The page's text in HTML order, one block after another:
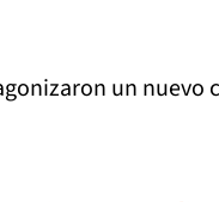
un nuevo